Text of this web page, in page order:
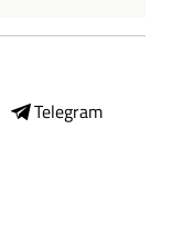
Telegram